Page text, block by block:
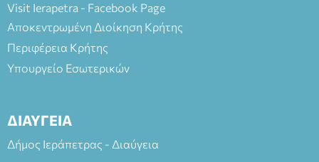
Visit Ierapetra - Facebook Page
Αποκεντρωμένη Διοίκηση Κρήτης
Περιφέρεια Κρήτης
Υπουργείο Εσωτερικών
ΔΙΑΥΓΕΙΑ
Δήμος Ιεράπετρας - Διαύγεια